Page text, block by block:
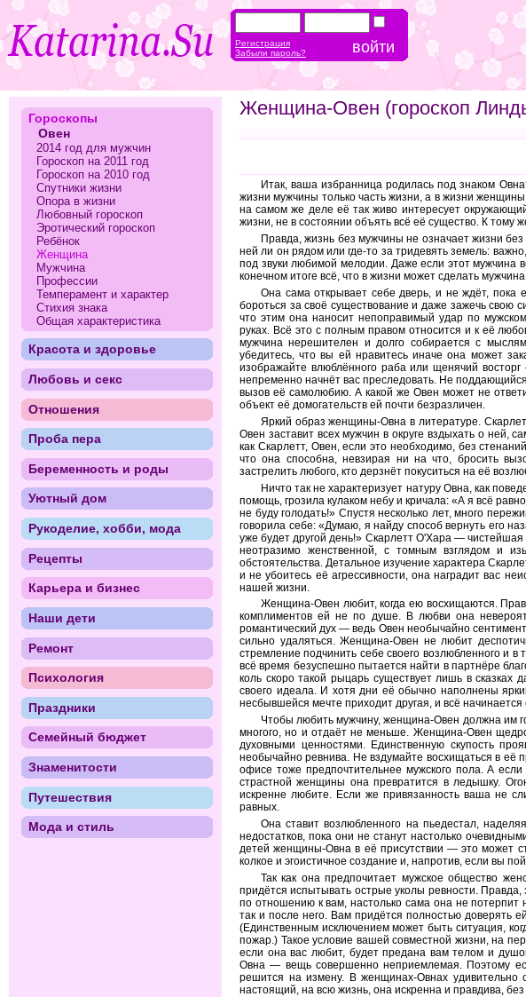
Женщина-Овен (гороскоп
Итак, ваша избранница родилась под знаком
жизни мужчины только часть жизни, а в жизни
на самом же деле её так живо интересует
жизни, не в состоянии объять всё её существо. К
Правда, жизнь без мужчины не означает жизни
ней ли он рядом или где-то за тридевять земель:
под звуки любимой мелодии. Даже если этот мужчина
конечном итоге всё, что в жизни может сделать
Она сама открывает себе дверь, и не ждёт, пока
бороться за своё существование и даже зажечь свою
что этим она наносит непоправимый удар по
руках. Всё это с полным правом относится и к её
мужчина нерешителен и долго собирается с
убедитесь, что вы ей нравитесь иначе она может
изображайте влюблённого раба или щенячий
непременно начнёт вас преследовать. Не
вызов её самолюбию. А какой же Овен может не
объект её домогательств ей почти безразличен.
Яркий образ женщины-Овна в литературе.
Овен заставит всех мужчин в округе вздыхать о ней,
как Скарлетт, Овен, если это необходимо, без
что она способна, невзирая ни на что, бросить
застрелить любого, кто дерзнёт покуситься на её
Ничто так не характеризует натуру Овна, как
помощь, грозила кулаком небу и кричала: «А я всё
не буду голодать!» Спустя несколько лет, много
говорила себе: «Думаю, я найду способ вернуть его
уже будет другой день!» Скарлетт О'Хара —
неотразимо женственной, с томным взглядом и
обстоятельства. Детальное изучение характера
и не убоитесь её агрессивности, она наградит вас
нашей жизни.
Женщина-Овен любит, когда ею восхищаются.
комплиментов ей не по душе. В любви она
романтический дух — ведь Овен необычайно
сильно удаляться. Женщина-Овен не любит
стремление подчинить себе своего возлюбленного и
всё время безуспешно пытается найти в партнёре
коль скоро такой рыцарь существует лишь в
своего идеала. И хотя дни её обычно наполнены
несбывшейся мечте приходит другая, и всё начинается
Чтобы любить мужчину, женщина-Овен должна им
многого, но и отдаёт не меньше. Женщина-Овен
духовными ценностями. Единственную скупость
необычайно ревнива. Не вздумайте восхищаться в её
офисе тоже предпочтительнее мужского пола. А
страстной женщины она превратится в ледышку.
искренне любите. Если же привязанность ваша не
равных.
Она ставит возлюбленного на пьедестал,
недостатков, пока они не станут настолько
детей женщины-Овна в её присутствии — это может
колкое и эгоистичное создание и, напротив, если вы
Так как она предпочитает мужское общество
придётся испытывать острые уколы ревности. Правда,
по отношению к вам, настолько сама она не потерпит
так и после него. Вам придётся полностью доверять
(Единственным исключением может быть ситуация,
пожар.) Такое условие вашей совместной жизни, на
если она вас любит, будет предана вам телом и
Овна — вещь совершенно неприемлемая. Поэтому
решится на измену. В женщинах-Овнах удивительно
настоящий, на всю жизнь, она искренна и правдива, без
Гороскопы
Овен
2014 год для мужчин
Гороскоп на 2011 год
Гороскоп на 2010 год
Спутники жизни
Опора в жизни
Любовный гороскоп
Эротический гороскоп
Ребёнок
Женщина
Мужчина
Профессии
Темперамент и характер
Стихия знака
Общая характеристика
Красота и здоровье
Любовь и секс
Отношения
Проба пера
Беременность и роды
Уютный дом
Рукоделие, хобби, мода
Рецепты
Карьера и бизнес
Наши дети
Ремонт
Психология
Праздники
Семейный бюджет
Знаменитости
Путешествия
Мода и стиль
Регистрация
Забыли пароль?